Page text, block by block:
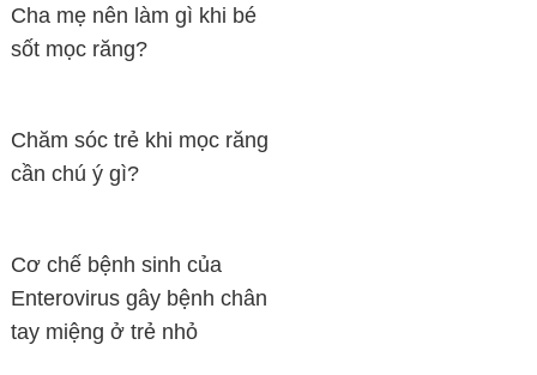
Cha mẹ nên làm gì khi bé
sốt mọc răng?
Chăm sóc trẻ khi mọc răng
cần chú ý gì?
Cơ chế bệnh sinh của
Enterovirus gây bệnh chân
tay miệng ở trẻ nhỏ